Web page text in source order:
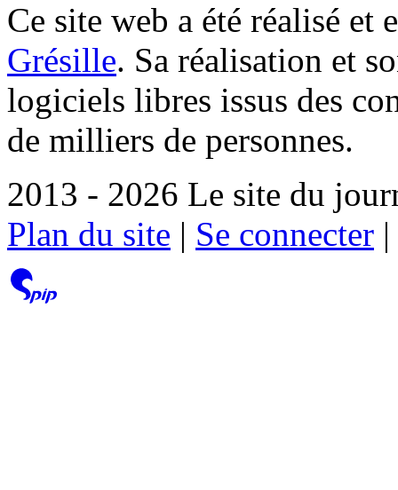
Ce site web a été réalisé et
Grésille. Sa réalisation et
logiciels libres issus des
de milliers de personnes.
2013 - 2026 Le site du
Plan du site | Se connecter |